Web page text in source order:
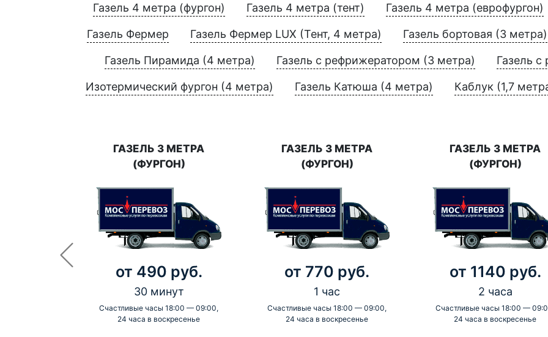
Газель 4 метра (фургон) Газель 4 метра (тент) Газель 4 метра (еврофургон)
Газель Фермер Газель Фермер LUX (Тент, 4 метра) Газель бортовая (3 метра)
Газель Пирамида (4 метра) Газель с рефрижератором (3 метра) Газель
Изотермический фургон (4 метра) Газель Катюша (4 метра) Каблук (1,7
ГАЗЕЛЬ 3 МЕТРА
(ФУРГОН)
от 490 руб.
30 минут
Счастливые часы 18:00 — 09:00,
24 часа в воскресенье
-
ГАЗЕЛЬ 3 МЕТРА
(ФУРГОН)
от 770 руб.
1 час
Счастливые часы 18:00 — 09:00,
24 часа в воскресенье
-
ГАЗЕЛЬ 3 МЕТРА
(ФУРГОН)
от 1140 руб.
2 часа
Счастливые часы 18:00 —
24 часа в воскресенье
-